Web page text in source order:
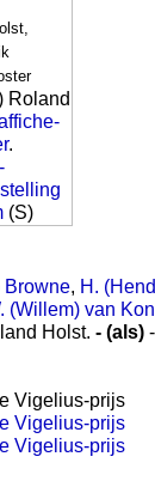
Roland
.
(S)
Browne, H.
(Willem) van
Holst. - (als)
Vigelius-prijs
Vigelius-prijs
Vigelius-prijs